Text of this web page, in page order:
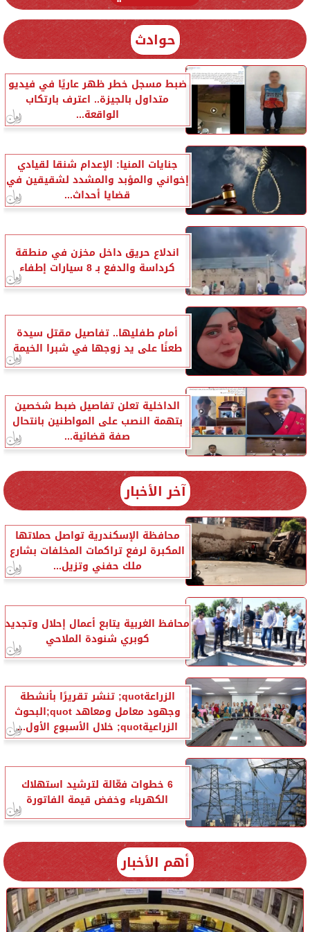
حوادث
ضبط مسجل خطر ظهر عاريًا في فيديو
متداول بالجيزة.. اعترف بارتكاب
الواقعة...
جنايات المنيا: الإعدام شنقا لقيادي
إخواني والمؤبد والمشدد لشقيقين في
قضايا أحداث...
اندلاع حريق داخل مخزن في منطقة
كرداسة والدفع بـ 8 سيارات إطفاء
أمام طفليها.. تفاصيل مقتل سيدة
طعنًا على يد زوجها في شبرا الخيمة
الداخلية تعلن تفاصيل ضبط شخصين
بتهمة النصب على المواطنين بانتحال
صفة قضائية...
آخر الأخبار
محافظة الإسكندرية تواصل حملاتها
المكبرة لرفع تراكمات المخلفات بشارع
ملك حفني وتزيل...
محافظ الغربية يتابع أعمال إحلال وتجديد
كوبري شنودة الملاحي
الزراعةquot; تنشر تقريرًا بأنشطة
وجهود معامل ومعاهد quot;البحوث
الزراعيةquot; خلال الأسبوع الأول...
6 خطوات فعّالة لترشيد استهلاك
الكهرباء وخفض قيمة الفاتورة
أهم الأخبار